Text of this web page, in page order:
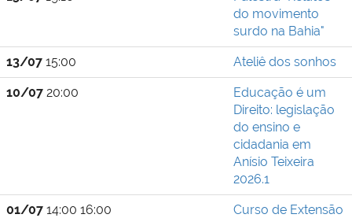
do movimento
surdo na Bahia"
13/07 15:00 Ateliê dos sonhos
10/07 20:00
Educação é um
Direito: legislação
do ensino e
cidadania em
Anísio Teixeira
2026.1
01/07 14:00 16:00
Curso de Extensão